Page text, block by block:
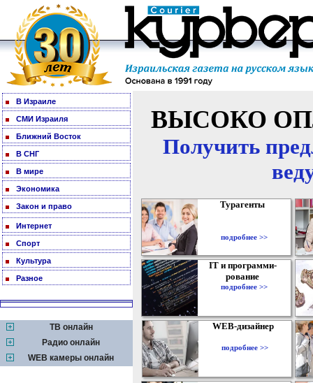
В Израиле
СМИ Израиля
Ближний Восток
В СНГ
В мире
Экономика
Закон и право
Интернет
Спорт
Культура
Разное
ТВ онлайн
Радио онлайн
WEB камеры онлайн
ВЫСОКО
Получить
Турагенты
подробнее >>
IT и программи-
рование
подробнее >>
WEB-дизайнер
подробнее >>